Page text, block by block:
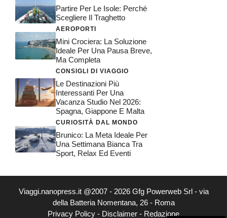
Partire Per Le Isole: Perché
Scegliere Il Traghetto
AEROPORTI
Mini Crociera: La Soluzione
Ideale Per Una Pausa Breve,
Ma Completa
CONSIGLI DI VIAGGIO
Le Destinazioni Più
Interessanti Per Una
Vacanza Studio Nel 2026:
Spagna, Giappone E Malta
CURIOSITÀ DAL MONDO
Brunico: La Meta Ideale Per
Una Settimana Bianca Tra
Sport, Relax Ed Eventi
Viaggi.nanopress.it @2007 - 2026 Gfg Powerweb Srl - via
della Batteria Nomentana, 26 - Roma
Privacy Policy - Disclaimer - Redazione